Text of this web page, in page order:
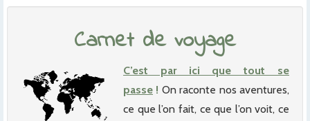
Carnet de voyage
C’est par ici que tout se
passe ! On raconte nos aventures,
ce que l’on fait, ce que l’on voit, ce